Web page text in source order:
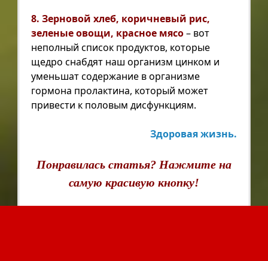
8. Зерновой хлеб, коричневый рис,
зеленые овощи, красное мясо– вот
неполный список продуктов, которые
щедро снабдят наш организм цинком и
уменьшат содержание в организме
гормона пролактина, который может
привести к половым дисфункциям.
Здоровая жизнь.
Понравилась статья? Нажмите на
самую красивую кнопку!